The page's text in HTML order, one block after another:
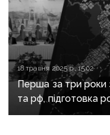
18 травня 2025 р., 15:02
Перша за три роки
та рф, підготовка
та загострення на